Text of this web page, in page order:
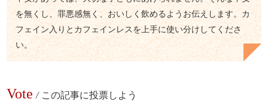
を無くし、罪悪感無く、おいしく飲めるようお伝えします。カ
フェイン入りとカフェインレスを上手に使い分けしてくださ
い。
Vote / この記事に投票しよう